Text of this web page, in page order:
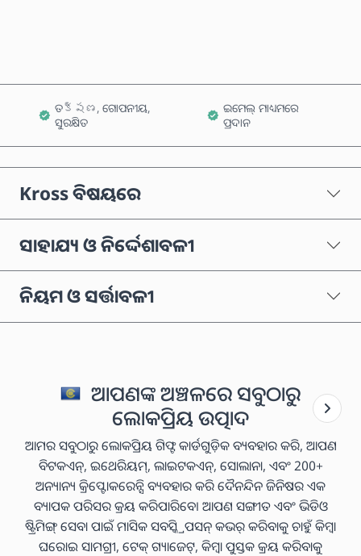
ତక్షణ, ଗୋପନୀୟ,
ସୁରକ୍ଷିତ
ଇମେଲ୍ ମାଧ୍ୟମରେ
ପ୍ରଦାନ
Kross ବିଷୟରେ
ସାହାଯ୍ୟ ଓ ନିର୍ଦ୍ଦେଶାବଳୀ
ନିୟମ ଓ ସର୍ତ୍ତାବଳୀ
ଆପଣଙ୍କ ଅଞ୍ଚଳରେ ସବୁଠାରୁ
ଲୋକପ୍ରିୟ ଉତ୍ପାଦ
ଆମର ସବୁଠାରୁ ଲୋକପ୍ରିୟ ଗିଫ୍ଟ କାର୍ଡଗୁଡ଼ିକ ବ୍ୟବହାର କରି, ଆପଣ
ବିଟକଏନ୍, ଇଥେରିୟମ୍, ଲାଇଟକଏନ୍, ସୋଲାନା, ଏବଂ 200+
ଅନ୍ୟାନ୍ୟ କ୍ରିପ୍ଟୋକରେନ୍ସି ବ୍ୟବହାର କରି ଦୈନନ୍ଦିନ ଜିନିଷର ଏକ
ବ୍ୟାପକ ପରିସର କ୍ରୟ କରିପାରିବେ। ଆପଣ ସଙ୍ଗୀତ ଏବଂ ଭିଡିଓ
ଷ୍ଟ୍ରିମିଙ୍ଗ୍ ସେବା ପାଇଁ ମାସିକ ସବସ୍କ୍ରିପସନ୍ କଭର୍ କରିବାକୁ ଚାହୁଁ କିମ୍ବା
ଘରୋଇ ସାମଗ୍ରୀ, ଟେକ୍ ଗ୍ୟାଜେଟ୍, କିମ୍ବା ପୁସ୍ତକ କ୍ରୟ କରିବାକୁ